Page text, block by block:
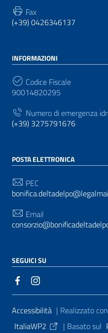
Fax
(+39) 0426346137
INFORMAZIONI
Codice Fiscale
90014820295
Numero di emergenza
(+39) 3275791676
POSTA ELETTRONICA
PEC
Email
SEGUICI SU
Sezione Link Utili
Accessibilità | Realizzato con
ItaliaWP2
| Basato sul